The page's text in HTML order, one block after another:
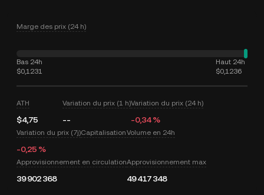
Marge des prix (24 h)
Bas 24h
$0,1231
Haut 24h
$0,1236
ATH
$4,75
Variation du prix (1 h)
--
Variation du prix (24 h)
-0,34 %
Variation du prix (7j)
-0,25 %
CapitalisationVolume en 24h
Approvisionnement en circulation
39 902 368
Approvisionnement max
49 417 348